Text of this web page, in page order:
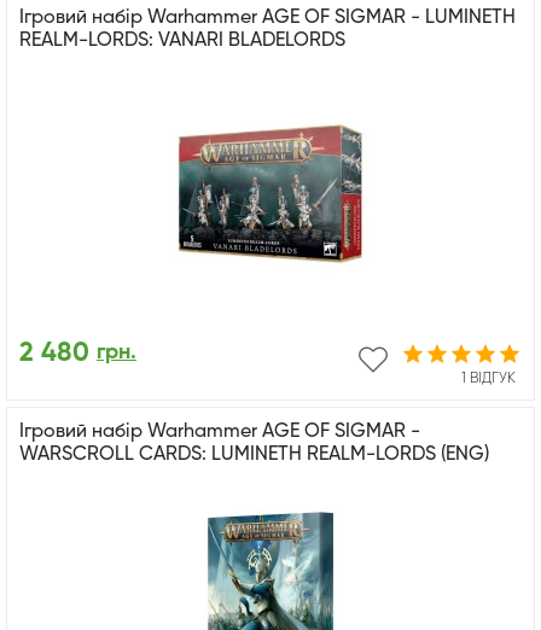
Ігровий набір Warhammer AGE OF SIGMAR - LUMINETH
REALM-LORDS: VANARI BLADELORDS
1 ВІДГУК
2 480 грн.
Ігровий набір Warhammer AGE OF SIGMAR -
WARSCROLL CARDS: LUMINETH REALM-LORDS (ENG)